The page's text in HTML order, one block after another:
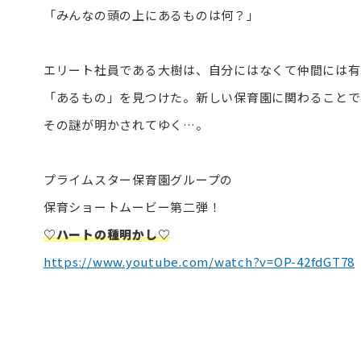
「みんなの頭の上にあるものは何？」
エリート社員である大樹は、自分にはなくて仲間には
「あるもの」を見つけた。新しい保育園に関わることで
その謎が明かされてゆく…。
プライムスター保育園グループの
保育ショートムービー第二弾！
♡ハートの種明かし♡
https://www.youtube.com/watch?v=OP-42fdGT78